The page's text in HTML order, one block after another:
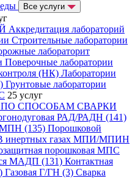
Все услуги
Аккредитация лабораторий
Строительные лаборатории
лабораторит
Поверочные лаборатории
(НК) Лаборатории
Грунтовые лаборатории
25 услуг
СПОСОБАМ СВАРКИ
РАД/РАДН (141)
МПН (135) Порошковой
инертных газах МПИ/МПИН
порошковая МПС
МАДП (131) Контактная
Газовая Г/ГН (3) Сварка